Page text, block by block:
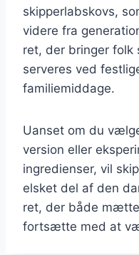
skipperlabskovs,
videre fra
ret, der bringer folk
serveres ved
familiemiddage.
Uanset om du
version eller
ingredienser, vil
elsket del af den
ret, der både
fortsætte med at